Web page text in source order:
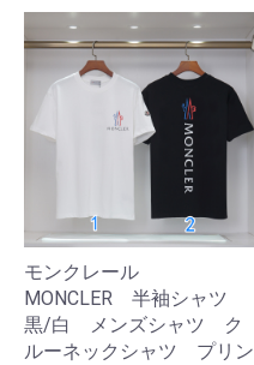
モンクレール
MONCLER 半袖シャツ
黒/白 メンズシャツ ク
ルーネックシャツ プリン